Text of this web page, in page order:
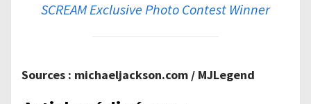
SCREAM Exclusive Photo Contest Winner
Sources : michaeljackson.com / MJLegend